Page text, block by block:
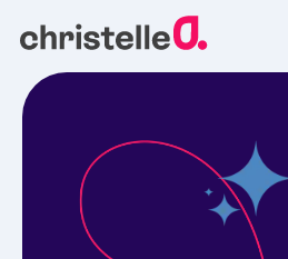
Skip
content